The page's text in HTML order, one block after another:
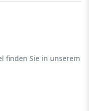
finden Sie in unserem